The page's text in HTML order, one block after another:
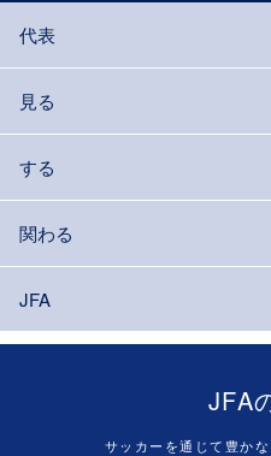
代表
見る
する
関わる
JFA
JFA
サッカーを通じて豊か